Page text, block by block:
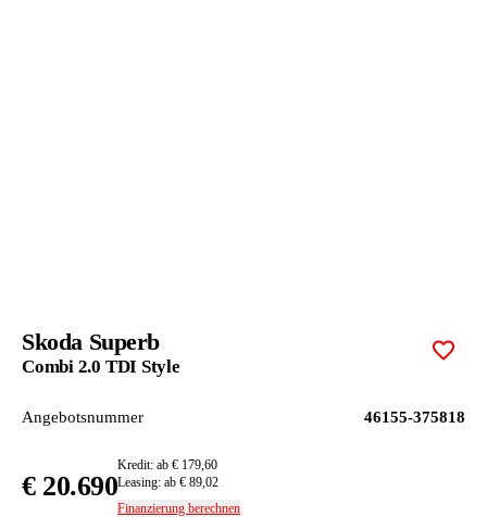
Skoda Superb
Combi 2.0 TDI Style Zur
Angebotsnummer 46155-375818
€ 20.690
Kredit: ab € 179,60
Leasing: ab € 89,02
Finanzierung berechnen